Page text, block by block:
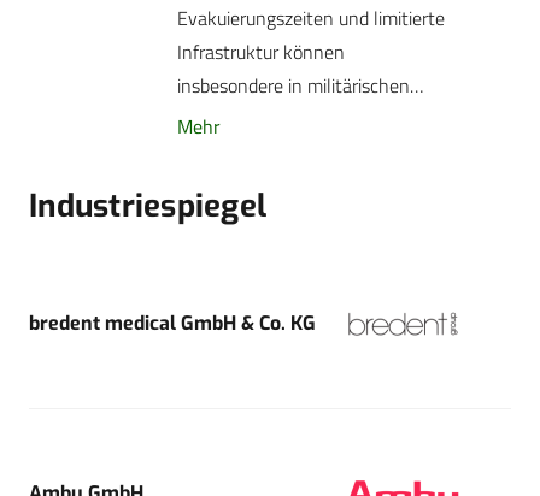
Evakuierungszeiten und limitierte
Infrastruktur können
insbesondere in militärischen…
Mehr
Industriespiegel
bredent medical GmbH & Co. KG